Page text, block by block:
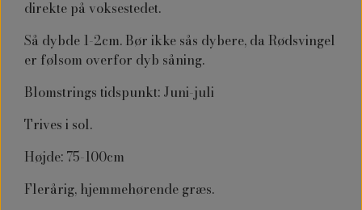
direkte på voksestedet.
Så dybde 1-2cm. Bør ikke sås dybere, da Rødsvingel
er følsom overfor dyb såning.
Blomstrings tidspunkt: Juni-juli
Trives i sol.
Højde: 75-100cm
Flerårig, hjemmehørende græs.